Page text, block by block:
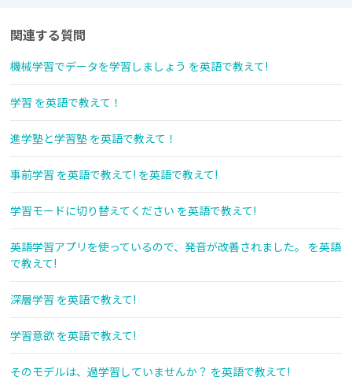
関連する質問
機械学習でデータを学習しましょう を英語で教えて!
学習 を英語で教えて！
進学塾と学習塾 を英語で教えて！
事前学習 を英語で教えて! を英語で教えて!
学習モードに切り替えてください を英語で教えて!
英語学習アプリを使っているので、発音が改善されました。 を英語
で教えて!
深層学習 を英語で教えて!
学習意欲 を英語で教えて!
そのモデルは、過学習していませんか？ を英語で教えて!